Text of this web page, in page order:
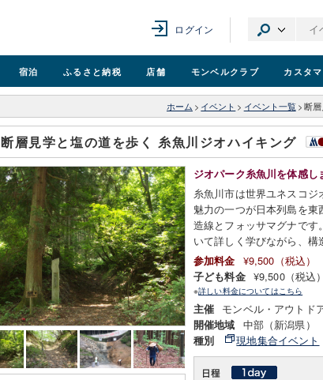
ログイン
宿泊 ふるさと納税 店舗 モンベルクラブ カスタ
ホーム > イベント > イベント一覧 > 断
断層見学と塩の道を歩く 糸魚川ジオハイキング
ジオパーク糸魚川を体感し
糸魚川市は世界ユネスコ
魅力の一つが日本列島を
造線とフォッサマグナで
いて詳しく学びながら、
参加料金 ¥9,500（税込）
子ども料金 ¥9,500（税込
※詳しい料金についてはこちら
主催 モンベル・アウトド
開催地域 中部（新潟県）
種別 現地集合イベント